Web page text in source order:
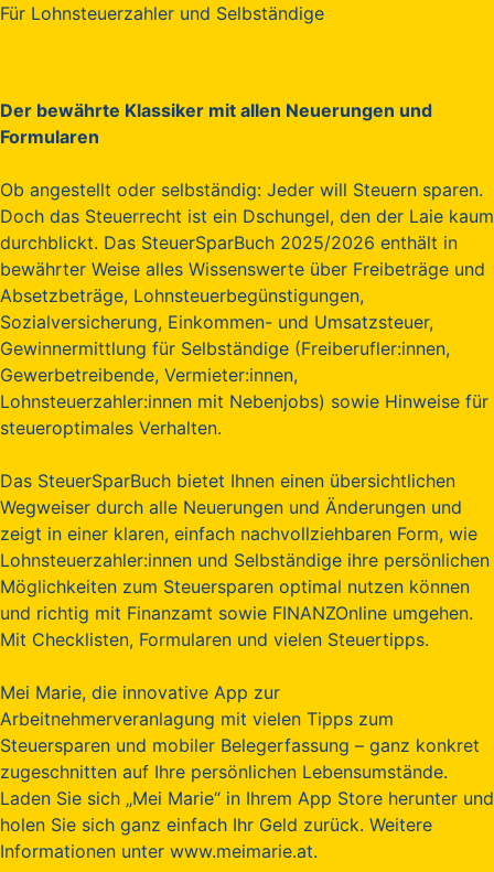
Für Lohnsteuerzahler und Selbständige
Der bewährte Klassiker mit allen Neuerungen und
Formularen
Ob angestellt oder selbständig: Jeder will Steuern sparen.
Doch das Steuerrecht ist ein Dschungel, den der Laie kaum
durchblickt. Das SteuerSparBuch 2025/2026 enthält in
bewährter Weise alles Wissenswerte über Freibeträge und
Absetzbeträge, Lohnsteuerbegünstigungen,
Sozialversicherung, Einkommen- und Umsatzsteuer,
Gewinnermittlung für Selbständige (Freiberufler:innen,
Gewerbetreibende, Vermieter:innen,
Lohnsteuerzahler:innen mit Nebenjobs) sowie Hinweise für
steueroptimales Verhalten.
Das SteuerSparBuch bietet Ihnen einen übersichtlichen
Wegweiser durch alle Neuerungen und Änderungen und
zeigt in einer klaren, einfach nachvollziehbaren Form, wie
Lohnsteuerzahler:innen und Selbständige ihre persönlichen
Möglichkeiten zum Steuersparen optimal nutzen können
und richtig mit Finanzamt sowie FINANZOnline umgehen.
Mit Checklisten, Formularen und vielen Steuertipps.
Mei Marie, die innovative App zur
Arbeitnehmerveranlagung mit vielen Tipps zum
Steuersparen und mobiler Belegerfassung – ganz konkret
zugeschnitten auf Ihre persönlichen Lebensumstände.
Laden Sie sich „Mei Marie“ in Ihrem App Store herunter und
holen Sie sich ganz einfach Ihr Geld zurück. Weitere
Informationen unter www.meimarie.at.